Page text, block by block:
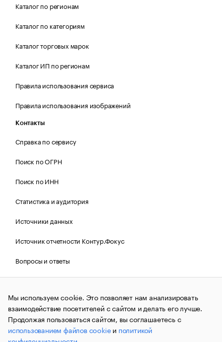
Каталог по регионам
Каталог по категориям
Каталог торговых марок
Каталог ИП по регионам
Правила использования сервиса
Правила использования изображений
Контакты
Справка по сервису
Поиск по ОГРН
Поиск по ИНН
Статистика и аудитория
Источники данных
Источник отчетности Контур.Фокус
Вопросы и ответы
Политика Cookies РБК
Контактная информация
Редакция
Рассылка РБК Новости
Мы используем cookie. Это позволяет нам анализировать
взаимодействие посетителей с сайтом и делать его лучше.
Продолжая пользоваться сайтом, вы соглашаетесь с
использованием файлов cookieи политикой